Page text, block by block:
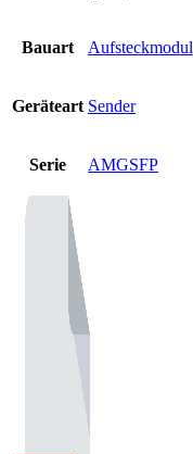
Bauart Aufsteckmodul
Geräteart Sender
Serie AMGSFP